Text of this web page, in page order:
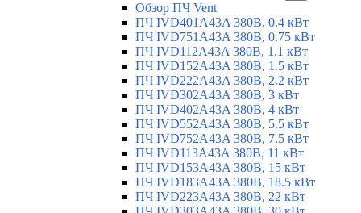
Обзор ПЧ Vent
ПЧ IVD401A43A 380В, 0.4 кВт
ПЧ IVD751A43A 380В, 0.75 кВт
ПЧ IVD112A43A 380В, 1.1 кВт
ПЧ IVD152A43A 380В, 1.5 кВт
ПЧ IVD222A43A 380В, 2.2 кВт
ПЧ IVD302A43A 380В, 3 кВт
ПЧ IVD402A43A 380В, 4 кВт
ПЧ IVD552A43A 380В, 5.5 кВт
ПЧ IVD752A43A 380В, 7.5 кВт
ПЧ IVD113A43A 380В, 11 кВт
ПЧ IVD153A43A 380В, 15 кВт
ПЧ IVD183A43A 380В, 18.5 кВт
ПЧ IVD223A43A 380В, 22 кВт